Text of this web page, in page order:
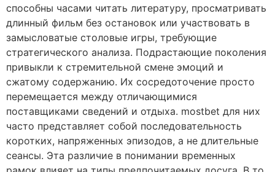
способны часами читать литературу, просматривать
длинный фильм без остановок или участвовать в
замысловатые столовые игры, требующие
стратегического анализа. Подрастающие поколения
привыкли к стремительной смене эмоций и
сжатому содержанию. Их сосредоточение просто
перемещается между отличающимися
поставщиками сведений и отдыха. mostbet для них
часто представляет собой последовательность
коротких, напряженных эпизодов, а не длительные
сеансы. Эта различие в понимании временных